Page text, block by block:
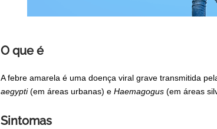
O que é
A febre amarela é uma doença viral grave transmitida
aegypti(em áreas urbanas) e Haemagogus (em áreas
Sintomas